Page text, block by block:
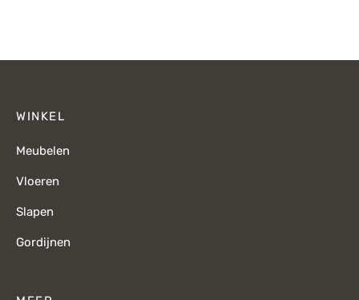
WINKEL
Meubelen
Vloeren
Slapen
Gordijnen